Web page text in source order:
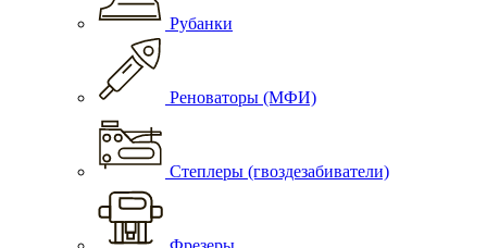
Рубанки
Реноваторы (МФИ)
Степлеры (гвоздезабиватели)